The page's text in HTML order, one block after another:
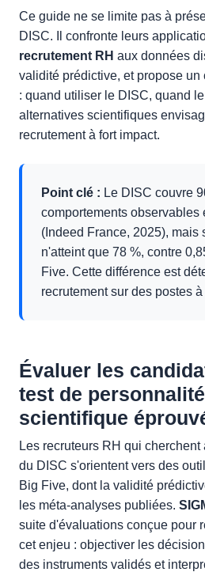
Ce guide ne se limite pas à
DISC. Il confronte leurs
recrutement RH aux données
validité prédictive, et propose
: quand utiliser le DISC, quand
alternatives scientifiques
recrutement à fort impact.
Point clé : Le DISC couvre
comportements observables
(Indeed France, 2025), mais
n'atteint que 78 %, contre
Five. Cette différence est
recrutement sur des postes
Évaluer les
test de
scientifique
Les recruteurs RH qui
du DISC s'orientent vers des
Big Five, dont la validité
les méta-analyses publiées.
suite d'évaluations conçue pour
cet enjeu : objectiver les
des instruments validés et